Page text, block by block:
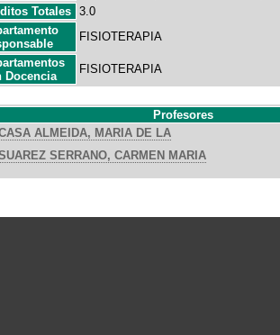
Totales
3.0
FISIOTERAPIA
Docencia
FISIOTERAPIA
Profesores
ALMEIDA, MARIA DE LA
SERRANO, CARMEN MARIA